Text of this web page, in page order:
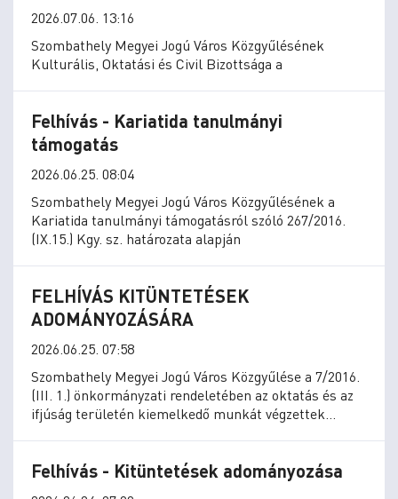
2026.07.06. 13:16
Szombathely Megyei Jogú Város Közgyűlésének
Kulturális, Oktatási és Civil Bizottsága a
Felhívás - Kariatida tanulmányi
támogatás
2026.06.25. 08:04
Szombathely Megyei Jogú Város Közgyűlésének a
Kariatida tanulmányi támogatásról szóló 267/2016.
(IX.15.) Kgy. sz. határozata alapján
FELHÍVÁS KITÜNTETÉSEK
ADOMÁNYOZÁSÁRA
2026.06.25. 07:58
Szombathely Megyei Jogú Város Közgyűlése a 7/2016.
(III. 1.) önkormányzati rendeletében az oktatás és az
ifjúság területén kiemelkedő munkát végzettek
Felhívás - Kitüntetések adományozása